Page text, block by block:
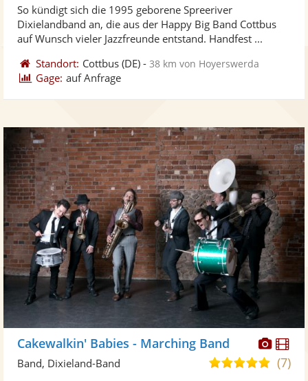
So kündigt sich die 1995 geborene Spreeriver
Dixielandband an, die aus der Happy Big Band Cottbus
auf Wunsch vieler Jazzfreunde entstand. Handfest ...
Standort: Cottbus (DE) -38 km von Hoyerswerda
Gage: auf Anfrage
Cakewalkin' Babies - Marching Band
5,0(7)
Band, Dixieland-Band